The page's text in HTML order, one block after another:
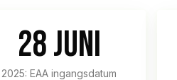
28 juni
2025: EAA ingangsdatum